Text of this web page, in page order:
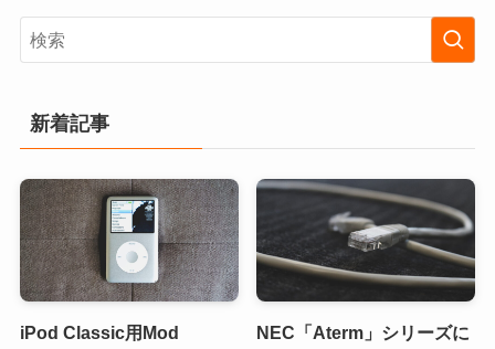
新着記事
iPod Classic用Mod
NEC「Aterm」シリーズに